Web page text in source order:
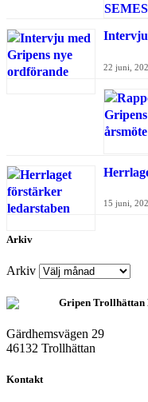
Intervju
22 juni,
15 juni,
Arkiv
Arkiv
Gripen Trollhättan
Gärdhemsvägen 29
46132 Trollhättan
Kontakt